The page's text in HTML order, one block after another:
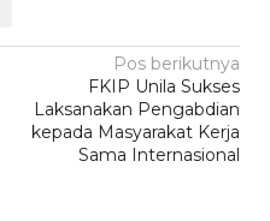
Pos berikutnya
FKIP Unila Sukses
Laksanakan Pengabdian
kepada Masyarakat Kerja
Sama Internasional